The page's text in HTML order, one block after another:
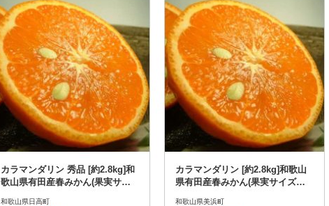
カラマンダリン 秀品 [約2.8kg]和
歌山県有田産春みかん(果実サイ
和歌山県日高町
カラマンダリン [約2.8kg]和歌山
県有田産春みかん(果実サイズお
和歌山県美浜町